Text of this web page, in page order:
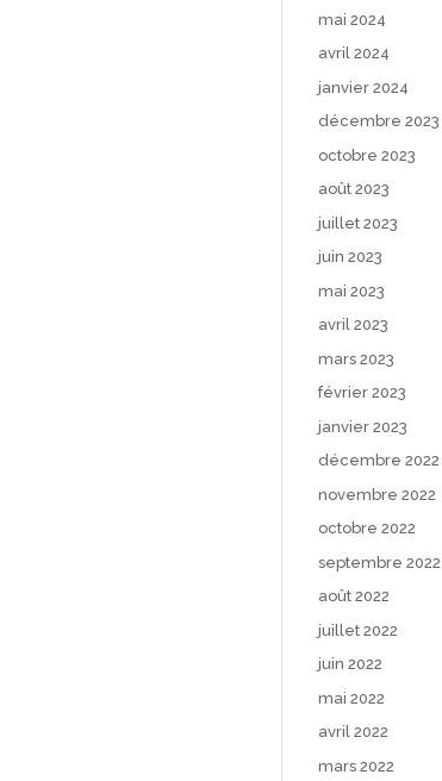
mai 2024
avril 2024
janvier 2024
décembre 2023
octobre 2023
août 2023
juillet 2023
juin 2023
mai 2023
avril 2023
mars 2023
février 2023
janvier 2023
décembre 2022
novembre 2022
octobre 2022
septembre 2022
août 2022
juillet 2022
juin 2022
mai 2022
avril 2022
mars 2022